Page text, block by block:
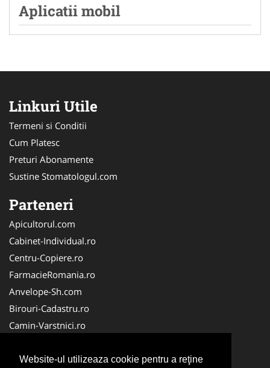
Website-ul utilizeaza cookie pentru a reţine
Aplicatii mobil
Linkuri Utile
Termeni si Conditii
Cum Platesc
Preturi Abonamente
Sustine Stomatologul.com
Parteneri
Apicultorul.com
Cabinet-Individual.ro
Centru-Copiere.ro
FarmacieRomania.ro
Anvelope-Sh.com
Birouri-Cadastru.ro
Camin-Varstnici.ro
Cabinet-Ginecologic.ro